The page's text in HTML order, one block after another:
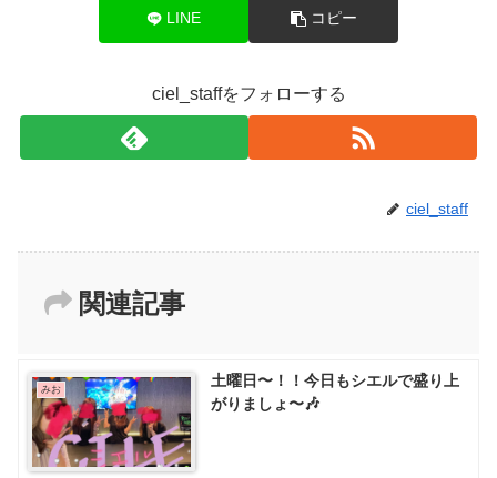
LINE コピー
ciel_staffをフォローする
ciel_staff
関連記事
みお
土曜日〜！！今日もシエルで盛り上
がりましょ〜🎶